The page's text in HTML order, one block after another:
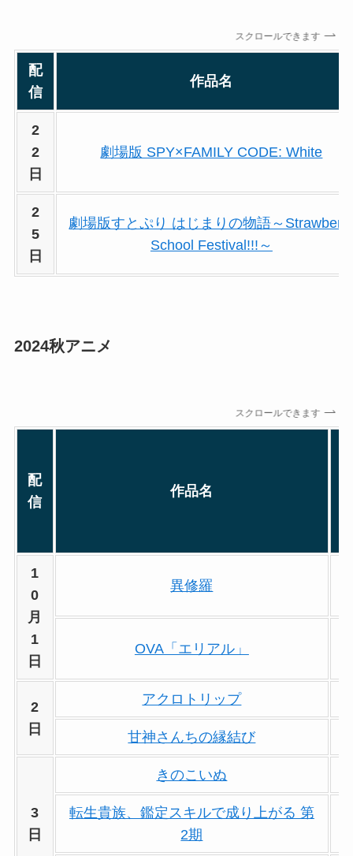
スクロールできます
配
信
作品名
2
2
日
劇場版 SPY×FAMILY CODE: White
2
5
日
劇場版すとぷり はじまりの物語～
School Festival!!!～
2024秋アニメ
スクロールできます
配
信
作品名
1
0
月
1
日
異修羅
OVA「エリアル」
2
日
アクロトリップ
甘神さんちの縁結び
3
日
きのこいぬ
転生貴族、鑑定スキルで成り上がる 第
2期